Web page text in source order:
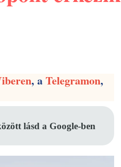
, aTelegramon,
lásd a Google-ben